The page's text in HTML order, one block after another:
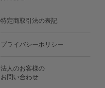
特定商取引法の表記
プライバシーポリシー
法人のお客様の
お問い合わせ